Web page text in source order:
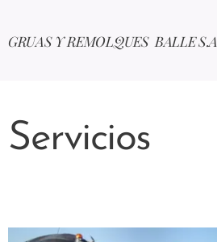
GRUAS Y REMOLQUES BALLE S.A.
Servicios